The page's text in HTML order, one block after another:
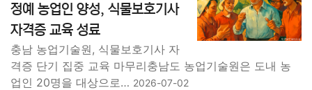
정예 농업인 양성, 식물보호기사
자격증 교육 성료
충남 농업기술원, 식물보호기사 자
격증 단기 집중 교육 마무리충남도 농업기술원은 도내 농
업인 20명을 대상으로… 2026-07-02